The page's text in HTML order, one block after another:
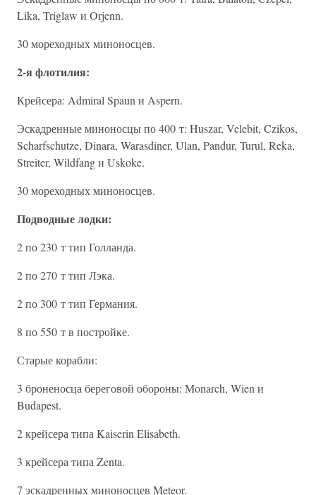
Lika, Triglaw и Orjenn.
30 мореходных миноносцев.
2-я флотилия:
Крейсера: Admiral Spaun и Aspern.
Эскадренные миноносцы по 400 т: Huszar, Velebit, Czikos,
Scharfschutze, Dinara, Warasdiner, Ulan, Pandur, Turul, Reka,
Streiter, Wildfang и Uskoke.
30 мореходных миноносцев.
Подводные лодки:
2 по 230 т тип Голланда.
2 по 270 т тип Лэка.
2 по 300 т тип Германия.
8 по 550 т в постройке.
Старые корабли:
3 броненосца береговой обороны: Monarch, Wien и
Budapest.
2 крейсера типа Kaiserin Elisabeth.
3 крейсера типа Zenta.
7 эскадренных миноносцев Meteor.